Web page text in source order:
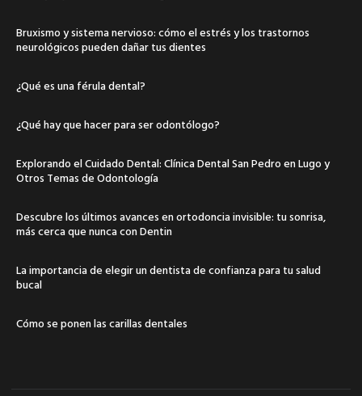
Bruxismo y sistema nervioso: cómo el estrés y los trastornos
neurológicos pueden dañar tus dientes
¿Qué es una férula dental?
¿Qué hay que hacer para ser odontólogo?
Explorando el Cuidado Dental: Clínica Dental San Pedro en Lugo y
Otros Temas de Odontología
Descubre los últimos avances en ortodoncia invisible: tu sonrisa,
más cerca que nunca con Dentin
La importancia de elegir un dentista de confianza para tu salud
bucal
Cómo se ponen las carillas dentales